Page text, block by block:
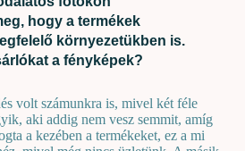
hogy a termékek
környezetükben is.
a fényképek?
volt számunkra is, mivel két féle
aki addig nem vesz semmit, amíg
a kezében a termékeket, ez a mi